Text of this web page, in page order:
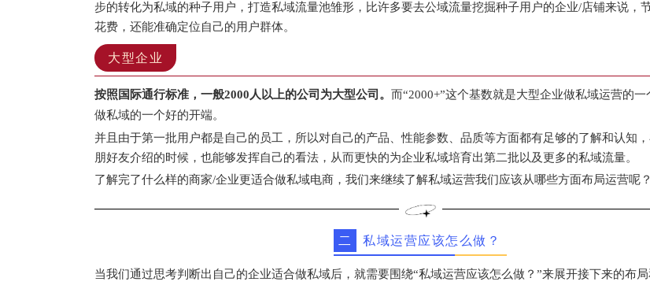
步的转化为私域的种子用户，打造私域流量池雏形，比许多要去公域流量挖掘种子用户的企业/店铺来说，
花费，还能准确定位自己的用户群体。
大型企业
按照国际通行标准，一般2000人以上的公司为大型公司。 而“2000+”这个基数就是大型企业做私域运营的
做私域的一个好的开端。
并且由于第一批用户都是自己的员工，所以对自己的产品、性能参数、品质等方面都有足够的了解和认知
朋好友介绍的时候，也能够发挥自己的看法，从而更快的为企业私域培育出第二批以及更多的私域流量。
了解完了什么样的商家/企业更适合做私域电商，我们来继续了解私域运营我们应该从哪些方面布局运营呢？
二 私域运营应该怎么做？
当我们通过思考判断出自己的企业适合做私域后，就需要围绕“私域运营应该怎么做？”来展开接下来的布局